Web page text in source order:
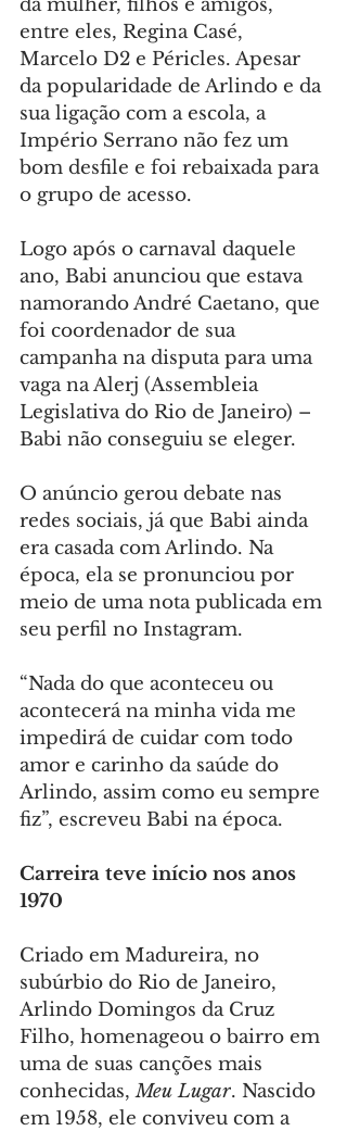
da mulher, filhos e amigos,
entre eles, Regina Casé,
Marcelo D2 e Péricles. Apesar
da popularidade de Arlindo e da
sua ligação com a escola, a
Império Serrano não fez um
bom desfile e foi rebaixada para
o grupo de acesso.
Logo após o carnaval daquele
ano, Babi anunciou que estava
namorando André Caetano, que
foi coordenador de sua
campanha na disputa para uma
vaga na Alerj (Assembleia
Legislativa do Rio de Janeiro) –
Babi não conseguiu se eleger.
O anúncio gerou debate nas
redes sociais, já que Babi ainda
era casada com Arlindo. Na
época, ela se pronunciou por
meio de uma nota publicada em
seu perfil no Instagram.
“Nada do que aconteceu ou
acontecerá na minha vida me
impedirá de cuidar com todo
amor e carinho da saúde do
Arlindo, assim como eu sempre
fiz”, escreveu Babi na época.
Carreira teve início nos anos
1970
Criado em Madureira, no
subúrbio do Rio de Janeiro,
Arlindo Domingos da Cruz
Filho, homenageou o bairro em
uma de suas canções mais
conhecidas, Meu Lugar. Nascido
em 1958, ele conviveu com a